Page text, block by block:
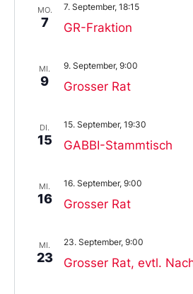
aus.
MO.
7 GR-Fraktion
7. September, 18:15
MI.
9 Grosser Rat
9. September, 9:00
DI.
15 GABBI-Stammtisch
15. September, 19:30
MI.
16 Grosser Rat
16. September, 9:00
MI.
23 Grosser Rat, evtl.
23. September, 9:00